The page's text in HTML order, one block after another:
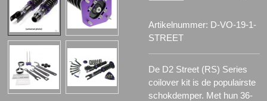
Artikelnummer: D-VO-19-1-
STREET
De D2 Street (RS) Series
coilover kit is de populairste
schokdemper. Met hun 36-